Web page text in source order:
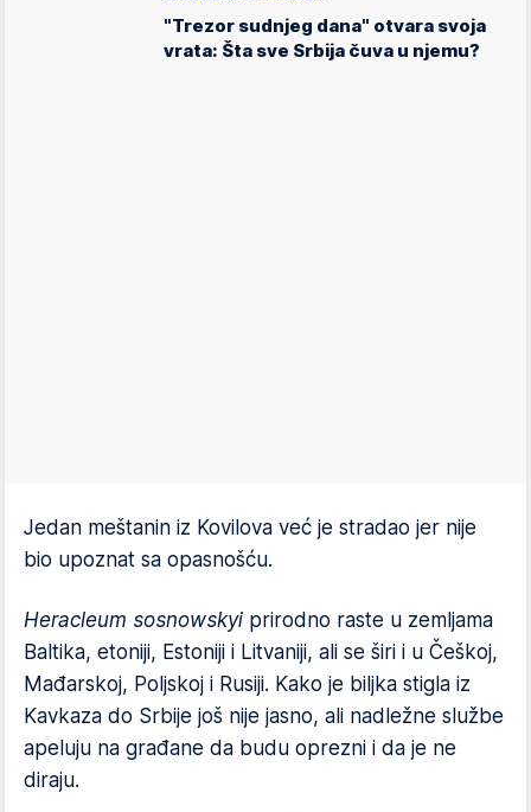
"Trezor sudnjeg dana" otvara svoja
vrata: Šta sve Srbija čuva u njemu?
Jedan meštanin iz Kovilova već je stradao jer nije
bio upoznat sa opasnošću.
Heracleum sosnowskyi prirodno raste u zemljama
Baltika, etoniji, Estoniji i Litvaniji, ali se širi i u Češkoj,
Mađarskoj, Poljskoj i Rusiji. Kako je biljka stigla iz
Kavkaza do Srbije još nije jasno, ali nadležne službe
apeluju na građane da budu oprezni i da je ne
diraju.